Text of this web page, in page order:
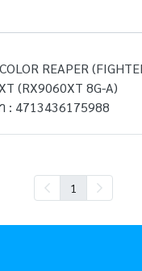
REAPER
(RX9060XT 8G-A)
: 4713436175988
1